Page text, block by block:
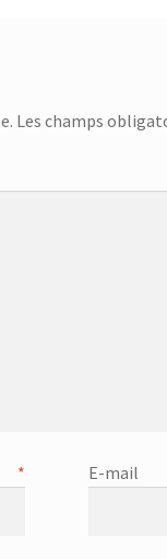
Les champs
*